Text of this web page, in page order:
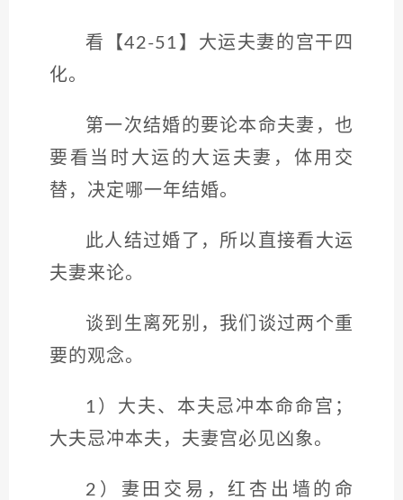
看【42-51】大运夫妻的宫干四
化。
第一次结婚的要论本命夫妻，也
要看当时大运的大运夫妻，体用交
替，决定哪一年结婚。
此人结过婚了，所以直接看大运
夫妻来论。
谈到生离死别，我们谈过两个重
要的观念。
1）大夫、本夫忌冲本命命宫；
大夫忌冲本夫，夫妻宫必见凶象。
2）妻田交易，红杏出墙的命